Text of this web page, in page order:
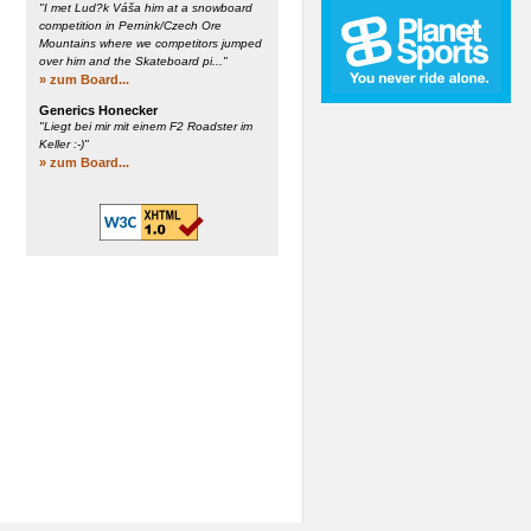
"I met Lud?k Váša him at a snowboard
competition in Pernink/Czech Ore
Mountains where we competitors jumped
over him and the Skateboard pi..."
» zum Board...
Generics Honecker
"Liegt bei mir mit einem F2 Roadster im
Keller :-)"
» zum Board...